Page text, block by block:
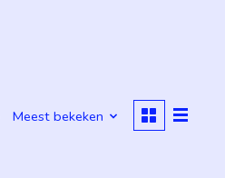
Meest bekeken